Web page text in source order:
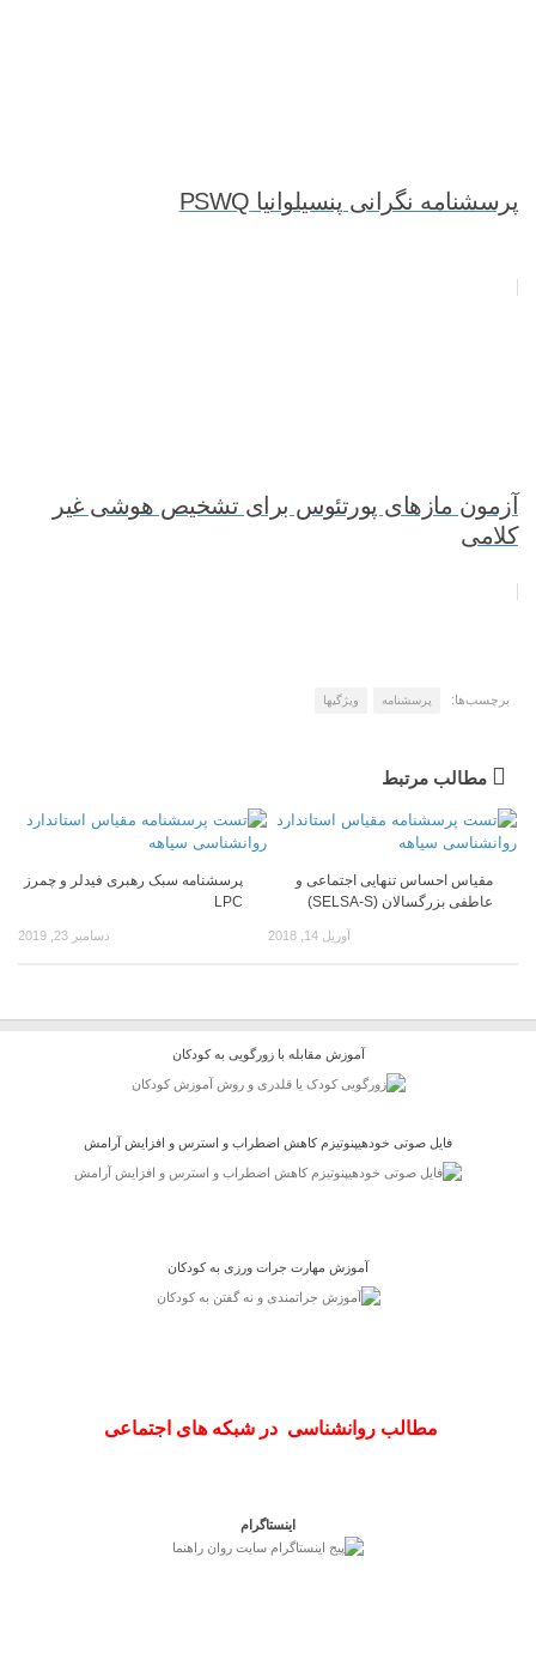
پرسشنامه نگرانی پنسیلوانیا PSWQ
آزمون مازهای پورتئوس برای تشخیص هوشی غیر
کلامی
برچسب‌ها: پرسشنامه ویژگیها
مطالب مرتبط
پرسشنامه سبک رهبری فیدلر و چمرز
LPC
دسامبر 23, 2019
مقیاس احساس تنهایی اجتماعی و
عاطفی بزرگسالان (SELSA-S)
آوریل 14, 2018
آموزش مقابله با زورگویی به کودکان
فایل صوتی خودهیپنوتیزم کاهش اضطراب و استرس و افزایش آرامش
آموزش مهارت جرات ورزی به کودکان
مطالب روانشناسی در شبکه های اجتماعی
اینستاگرام